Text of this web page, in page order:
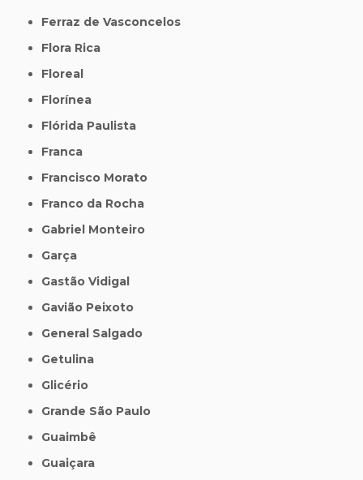
Ferraz de Vasconcelos
Flora Rica
Floreal
Florínea
Flórida Paulista
Franca
Francisco Morato
Franco da Rocha
Gabriel Monteiro
Garça
Gastão Vidigal
Gavião Peixoto
General Salgado
Getulina
Glicério
Grande São Paulo
Guaimbê
Guaiçara